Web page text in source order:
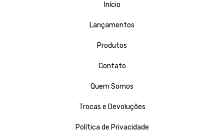
Início
Lançamentos
Produtos
Contato
Quem Somos
Trocas e Devoluções
Política de Privacidade